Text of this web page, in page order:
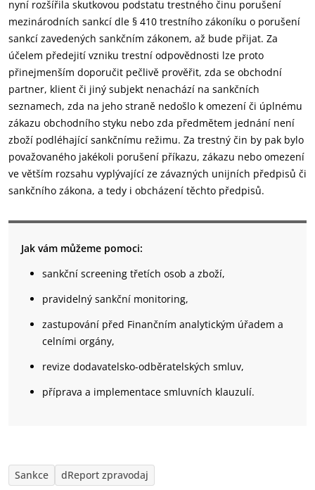
nyní rozšířila skutkovou podstatu trestného činu porušení
mezinárodních sankcí dle § 410 trestního zákoníku o porušení
sankcí zavedených sankčním zákonem, až bude přijat. Za
účelem předejití vzniku trestní odpovědnosti lze proto
přinejmenším doporučit pečlivě prověřit, zda se obchodní
partner, klient či jiný subjekt nenachází na sankčních
seznamech, zda na jeho straně nedošlo k omezení či úplnému
zákazu obchodního styku nebo zda předmětem jednání není
zboží podléhající sankčnímu režimu. Za trestný čin by pak bylo
považovaného jakékoli porušení příkazu, zákazu nebo omezení
ve větším rozsahu vyplývající ze závazných unijních předpisů či
sankčního zákona, a tedy i obcházení těchto předpisů.
Jak vám můžeme pomoci:
sankční screening třetích osob a zboží,
pravidelný sankční monitoring,
zastupování před Finančním analytickým úřadem a
celními orgány,
revize dodavatelsko-odběratelských smluv,
příprava a implementace smluvních klauzulí.
Sankce dReport zpravodaj